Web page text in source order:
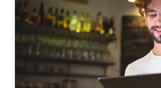
administración
en
las
MYPEs
peruanas:
desafíos
actuales
y